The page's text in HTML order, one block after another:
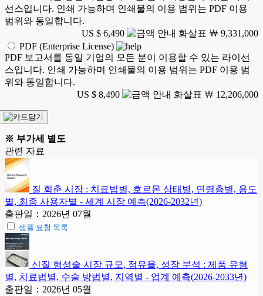
선스입니다. 인쇄 가능하며 인쇄물의 이용 범위는 PDF 이용
범위와 동일합니다.
US $ 6,490
￦ 9,331,000
PDF (Enterprise License)
PDF 보고서를 동일 기업의 모든 분이 이용할 수 있는 라이선
스입니다. 인쇄 가능하며 인쇄물의 이용 범위는 PDF 이용 범
위와 동일합니다.
US $ 8,490
￦ 12,206,000
※ 부가세 별도
관련 자료
질 회춘 시장 : 치료법별, 호르몬 상태별, 연령층별, 용도
별, 최종 사용자별 - 세계 시장 예측(2026-2032년)
출판일：2026년 07월
샘플 요청 목록
신질 형성술 시장 규모, 점유율, 성장 분석 : 제품 유형
별, 치료법별, 수술 방법별, 지역별 - 업계 예측(2026-2033년)
출판일：2026년 05월